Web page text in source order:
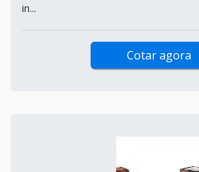
in...
Cotar agora